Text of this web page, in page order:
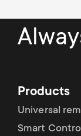
Products
Universal
Smart